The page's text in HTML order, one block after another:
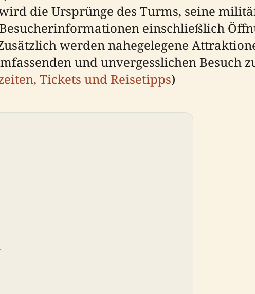
die Ursprünge des Turms, seine
einschließlich
werden nahegelegene
und unvergesslichen Besuch
Tickets und Reisetipps)